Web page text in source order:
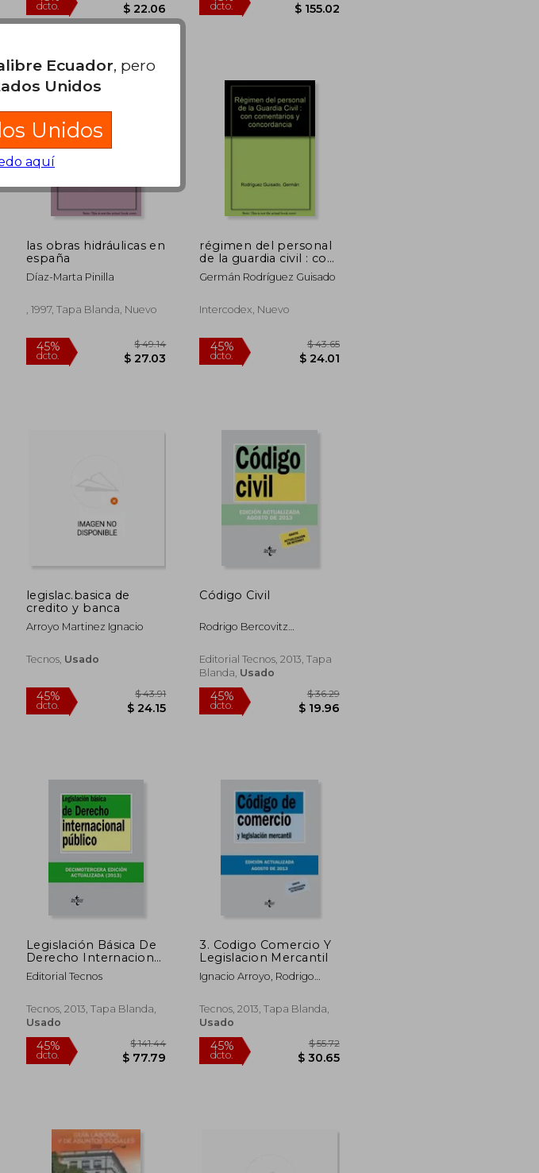
143.54 dcto.
45%
$ 51.39
las obras hidráulicas en
españa
Díaz-Marta Pinilla
, 1997, Tapa Blanda, Nuevo
45% $ 49.14
régimen del personal
de la guardia civil : con
comentarios y
concordancia
Germán Rodríguez Guisado
Intercodex, Nuevo
45%
$ 147.25
$ 80.99
legislac.basica de
credito y banca
Arroyo Martinez Ignacio
Tecnos, Usado
45% $ 43.91
$ 24.15
Código Civil
Rodrigo Bercovitz
Editorial Tecnos, 2013, Tapa
Blanda, Usado
45%
dcto.
Legislación Básica De
Derecho Internacional
Público (Derecho -
Biblioteca De Textos
Editorial Tecnos
Tecnos, 2013, Tapa Blanda,
Usado
3. Codigo Comercio Y
Legislacion Mercantil
Ignacio Arroyo, Rodrigo
Tecnos, 2013, Tapa Blanda,
Usado
Ecuador, pero
Unidos
Unidos
aquí